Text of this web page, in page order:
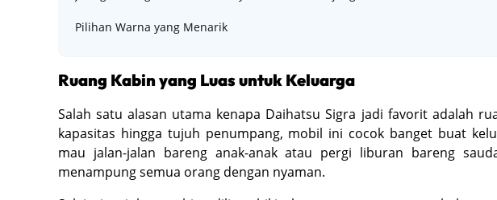
Pilihan Warna yang Menarik
Ruang Kabin yang Luas untuk Keluarga
Salah satu alasan utama kenapa Daihatsu Sigra jadi favorit adalah
kapasitas hingga tujuh penumpang, mobil ini cocok banget buat
mau jalan-jalan bareng anak-anak atau pergi liburan bareng
menampung semua orang dengan nyaman.